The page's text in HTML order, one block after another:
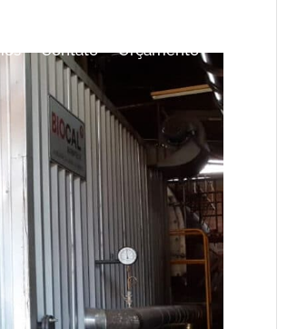
Contato Orçamento